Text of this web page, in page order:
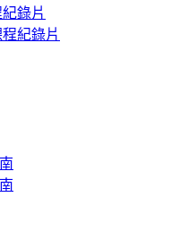
錄片
紀錄片